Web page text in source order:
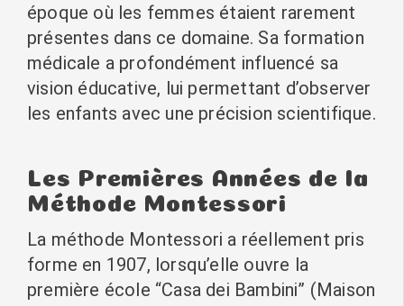
époque où les femmes étaient rarement
présentes dans ce domaine. Sa formation
médicale a profondément influencé sa
vision éducative, lui permettant d’observer
les enfants avec une précision scientifique.
Les Premières Années de la
Méthode Montessori
La méthode Montessori a réellement pris
forme en 1907, lorsqu’elle ouvre la
première école “Casa dei Bambini” (Maison